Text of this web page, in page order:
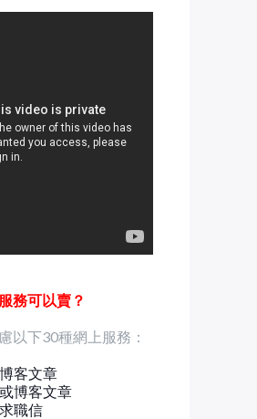
務可以賣？
以下30種網上服務：
客文章
博客文章
職信